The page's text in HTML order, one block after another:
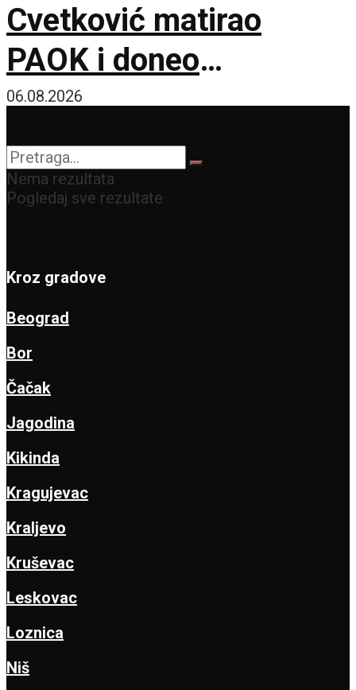
Cvetković matirao
PAOK i doneo
Anderlehtu zlata vredan
trijumf u Solunu!
06.08.2026
Nema rezultata
Pogledaj sve rezultate
Kroz gradove
Beograd
Bor
Čačak
Jagodina
Kikinda
Kragujevac
Kraljevo
Kruševac
Leskovac
Loznica
Niš